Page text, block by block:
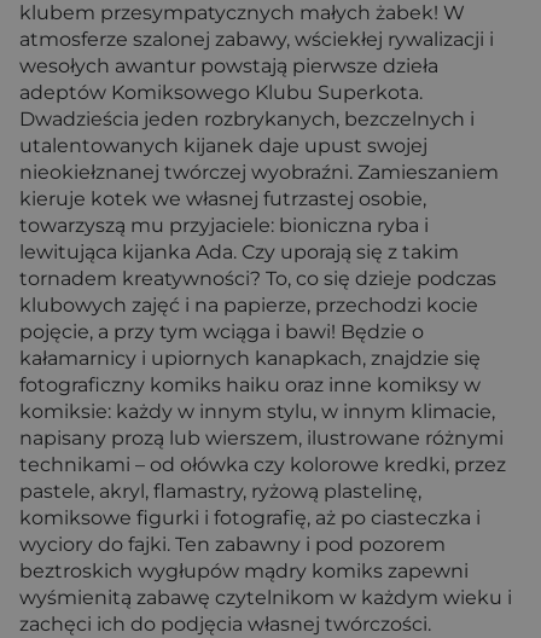
klubem przesympatycznych małych żabek! W
atmosferze szalonej zabawy, wściekłej rywalizacji i
wesołych awantur powstają pierwsze dzieła
adeptów Komiksowego Klubu Superkota.
Dwadzieścia jeden rozbrykanych, bezczelnych i
utalentowanych kijanek daje upust swojej
nieokiełznanej twórczej wyobraźni. Zamieszaniem
kieruje kotek we własnej futrzastej osobie,
towarzyszą mu przyjaciele: bioniczna ryba i
lewitująca kijanka Ada. Czy uporają się z takim
tornadem kreatywności? To, co się dzieje podczas
klubowych zajęć i na papierze, przechodzi kocie
pojęcie, a przy tym wciąga i bawi! Będzie o
kałamarnicy i upiornych kanapkach, znajdzie się
fotograficzny komiks haiku oraz inne komiksy w
komiksie: każdy w innym stylu, w innym klimacie,
napisany prozą lub wierszem, ilustrowane różnymi
technikami – od ołówka czy kolorowe kredki, przez
pastele, akryl, flamastry, ryżową plastelinę,
komiksowe figurki i fotografię, aż po ciasteczka i
wyciory do fajki. Ten zabawny i pod pozorem
beztroskich wygłupów mądry komiks zapewni
wyśmienitą zabawę czytelnikom w każdym wieku i
zachęci ich do podjęcia własnej twórczości.